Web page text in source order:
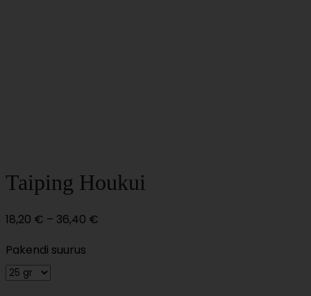
Taiping Houkui
18,20 € – 36,40 €
Pakendi suurus